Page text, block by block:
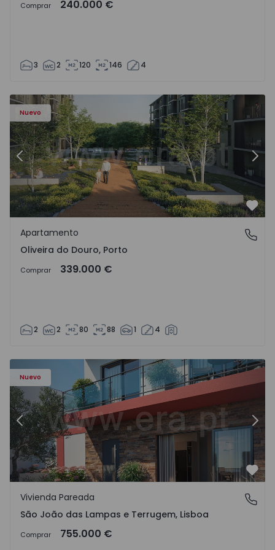
Comprar 240.000 €
3 2 120 146 4
Nuevo
1575522 - 8
Apartamento T2 Vila Nova de Gaia, Oliveira do Douro -
Anterior
Oliveira do Douro, Porto
Apartamento
Oliveira do Douro, Porto
Comprar 339.000 €
2 2 80 88 1 4
Nuevo
Anterior
São João das Lampas e Terrugem, Lisboa
Vivienda Pareada
São João das Lampas e Terrugem, Lisboa
Comprar 755.000 €